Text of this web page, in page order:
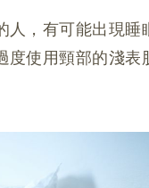
人，有可能出現
度使用頸部的淺